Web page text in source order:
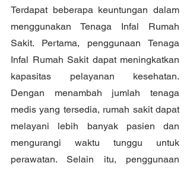
Terdapat beberapa keuntungan dalam
menggunakan Tenaga Infal Rumah
Sakit. Pertama, penggunaan Tenaga
Infal Rumah Sakit dapat meningkatkan
kapasitas pelayanan kesehatan.
Dengan menambah jumlah tenaga
medis yang tersedia, rumah sakit dapat
melayani lebih banyak pasien dan
mengurangi waktu tunggu untuk
perawatan. Selain itu, penggunaan